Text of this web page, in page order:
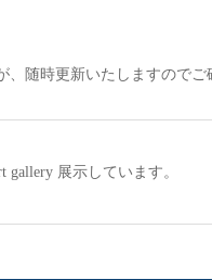
、随時更新いたしますのでご
展示しています。